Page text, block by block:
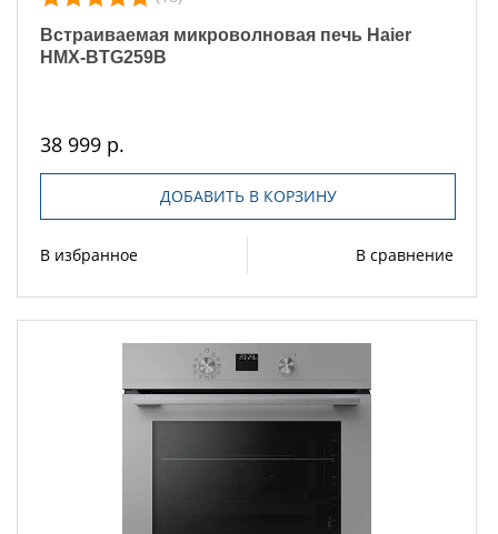
Встраиваемая микроволновая печь Haier
HMX-BTG259B
38 999 р.
ДОБАВИТЬ В КОРЗИНУ
В избранное В сравнение